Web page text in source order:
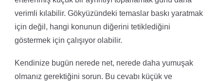
verimli kılabilir. Gökyüzündeki temaslar baskı yaratmak
için değil, hangi konunun diğerini tetiklediğini
göstermek için çalışıyor olabilir.
Kendinize bugün nerede net, nerede daha yumuşak
olmanız gerektiğini sorun. Bu cevabı küçük ve